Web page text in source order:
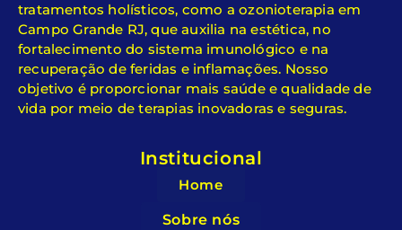
tratamentos holísticos, como a ozonioterapia em
Campo Grande RJ, que auxilia na estética, no
fortalecimento do sistema imunológico e na
recuperação de feridas e inflamações. Nosso
objetivo é proporcionar mais saúde e qualidade de
vida por meio de terapias inovadoras e seguras.
Institucional
Home
Sobre nós